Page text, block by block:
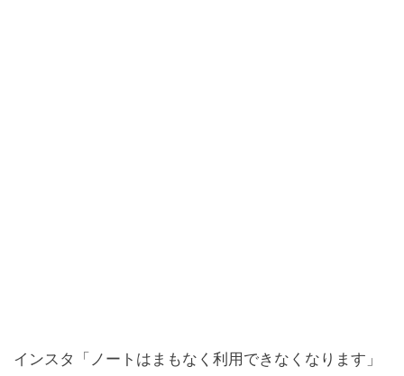
インスタ「ノートはまもなく利用できなくなります」